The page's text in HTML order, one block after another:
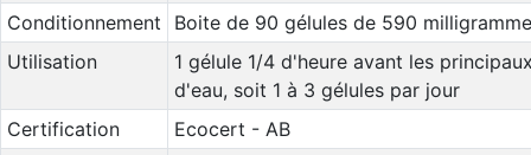
Conditionnement
Boite de 90 gélules de 590
Utilisation
1 gélule 1/4 d'heure avant les
d'eau, soit 1 à 3 gélules par jour
Certification
Ecocert - AB